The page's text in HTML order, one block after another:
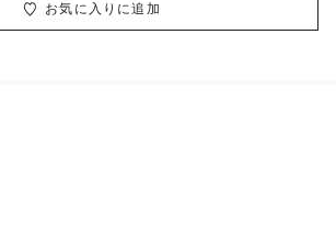
お気に入りに追加